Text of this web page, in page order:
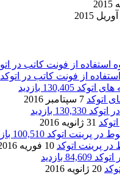
از فونت کاتب در اتوکد
130,405 بازدید
اتوکد 7 سپتامبر 2016
130,330 بازدید
31 ژانویه 2016
100,510 بازدید
پرینت اتوکد 10 فوریه 2016
84,609 بازدید
20 ژانویه 2016